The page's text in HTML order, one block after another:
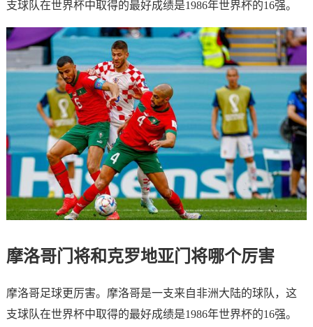
支球队在世界杯中取得的最好成绩是1986年世界杯的16强。
摩洛哥门将和克罗地亚门将哪个厉害
摩洛哥足球更厉害。摩洛哥是一支来自非洲大陆的球队，这
支球队在世界杯中取得的最好成绩是1986年世界杯的16强。